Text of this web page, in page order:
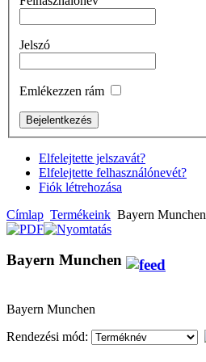
Jelszó
Emlékezzen rám
Elfelejtette jelszavát?
Elfelejtette felhasználónevét?
Fiók létrehozása
Címlap Termékeink Bayern Munchen
Bayern Munchen
Bayern Munchen
Rendezési mód: